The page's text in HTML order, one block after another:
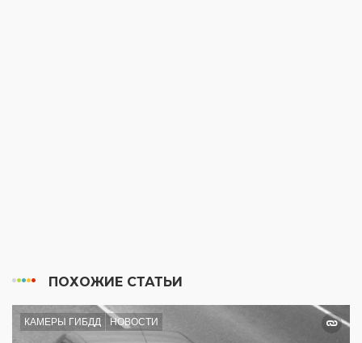
ПОХОЖИЕ СТАТЬИ
КАМЕРЫ ГИБДД НОВОСТИ